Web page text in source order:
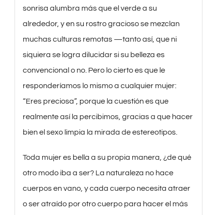
sonrisa alumbra más que el verde a su
alrededor, y en su rostro gracioso se mezclan
muchas culturas remotas —tanto así, que ni
siquiera se logra dilucidar si su belleza es
convencional o no. Pero lo cierto es que le
responderíamos lo mismo a cualquier mujer:
“Eres preciosa”, porque la cuestión es que
realmente así la percibimos, gracias a que hacer
bien el sexo limpia la mirada de estereotipos.
Toda mujer es bella a su propia manera, ¿de qué
otro modo iba a ser? La naturaleza no hace
cuerpos en vano, y cada cuerpo necesita atraer
o ser atraído por otro cuerpo para hacer el más